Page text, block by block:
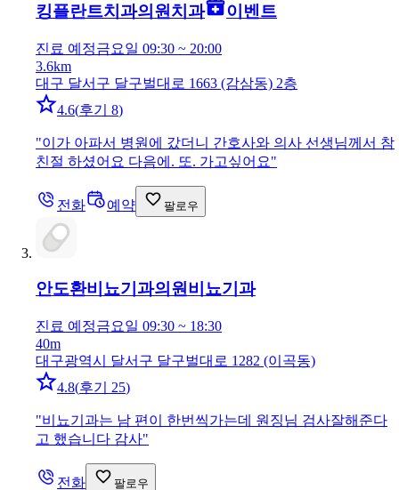
킹플란트치과의원 치과 이벤트
진료 예정금요일 09:30 ~ 20:00
3.6km
대구 달서구 달구벌대로 1663 (감삼동) 2층
4.6(후기 8)
"이가 아파서 병원에 갔더니 간호사와 의사 선생님께서 참
친절 하셨어요 다음에. 또. 가고싶어요"
전화 예약 팔로우
안도환비뇨기과의원비뇨기과
진료 예정금요일 09:30 ~ 18:30
40m
대구광역시 달서구 달구벌대로 1282 (이곡동)
4.8(후기 25)
"비뇨기과는 남 편이 한번씩가는데 원징님 검사잘해준다
고 했습니다 감사"
전화 팔로우